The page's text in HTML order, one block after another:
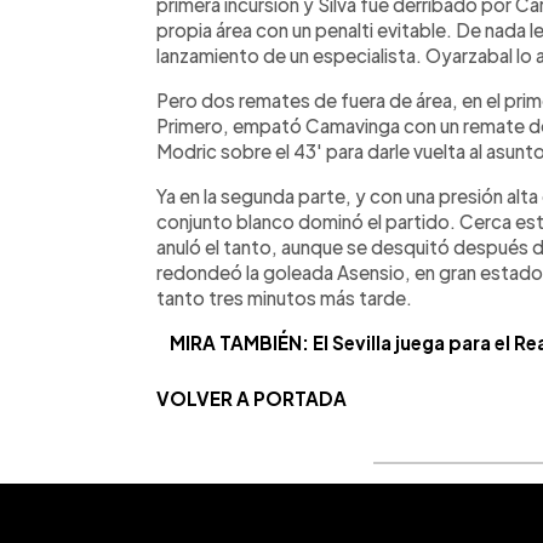
propia área con un penalti evitable. De nada
lanzamiento de un especialista. Oyarzabal
Pero dos remates de fuera de área, en el
Primero, empató Camavinga con un remate
Modric sobre el 43' para darle vuelta al
Ya en la segunda parte, y con una presión
conjunto blanco dominó el partido. Cerca
anuló el tanto, aunque se desquitó después
redondeó la goleada Asensio, en gran
tanto tres minutos más tarde.
MIRA TAMBIÉN: El Sevilla juega para el
VOLVER A PORTADA